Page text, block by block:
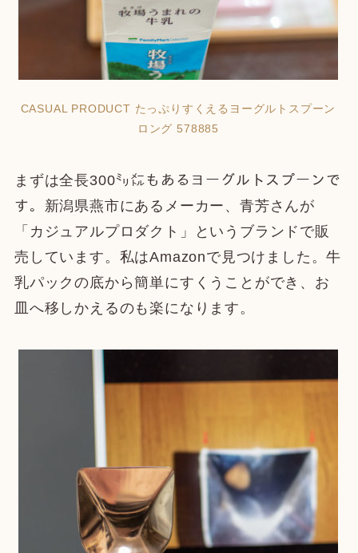
CASUAL PRODUCT たっぷりすくえるヨーグルトスプーン
ロング 578885
まずは全長300㍉㍍もあるヨーグルトスプーンで
す。新潟県燕市にあるメーカー、青芳さんが
「カジュアルプロダクト」というブランドで販
売しています。私はAmazonで見つけました。牛
乳パックの底から簡単にすくうことができ、お
皿へ移しかえるのも楽になります。